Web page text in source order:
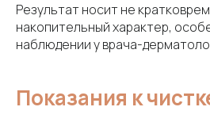
Результат носит не
накопительный характер,
наблюдении у врача-
Показания к